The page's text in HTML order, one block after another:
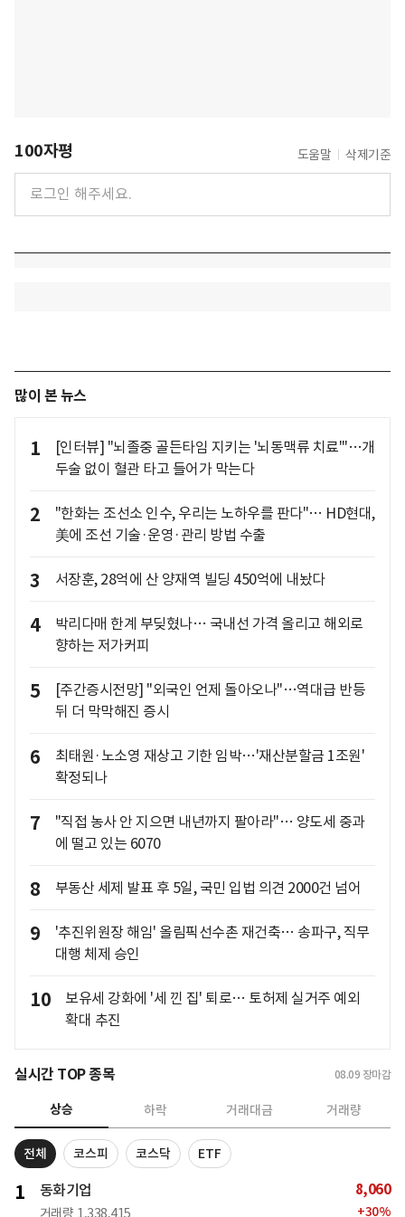
100자평 도움말 삭제기준
많이 본 뉴스
1
[인터뷰] "뇌졸중 골든타임 지키는 '뇌동맥류 치료'"…개
두술 없이 혈관 타고 들어가 막는다
2
"한화는 조선소 인수, 우리는 노하우를 판다"… HD현대,
美에 조선 기술·운영·관리 방법 수출
3 서장훈, 28억에 산 양재역 빌딩 450억에 내놨다
4
박리다매 한계 부딪혔나… 국내선 가격 올리고 해외로
향하는 저가커피
5
[주간증시전망] "외국인 언제 돌아오나"…역대급 반등
뒤 더 막막해진 증시
6
최태원·노소영 재상고 기한 임박…'재산분할금 1조원'
확정되나
7
"직접 농사 안 지으면 내년까지 팔아라"… 양도세 중과
에 떨고 있는 6070
8 부동산 세제 발표 후 5일, 국민 입법 의견 2000건 넘어
9
'추진위원장 해임' 올림픽선수촌 재건축… 송파구, 직무
대행 체제 승인
10
보유세 강화에 '세 낀 집' 퇴로… 토허제 실거주 예외
확대 추진
실시간 TOP 종목 08.09 장마감
상승 하락 거래대금 거래량
전체 코스피 코스닥 ETF
1 동화기업
거래량 1,338,415
8,060
+30%